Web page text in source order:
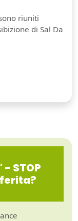
riuniti
di Sal Da
STOP